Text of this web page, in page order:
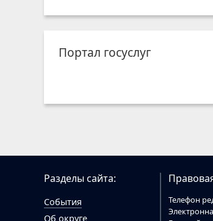
Портал госуслуг
Разделы сайта:
События
Об округе
Телефон